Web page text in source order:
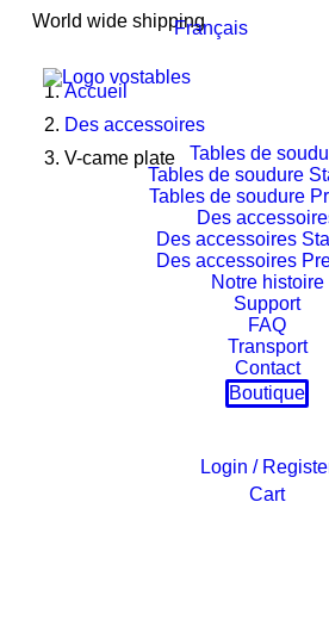
World wide shippingFrançais
Tables de
Tables de soudure
Tables de soudure
Des
Des accessoires
Des accessoires
Notre histoire
Support
FAQ
Transport
Contact
Boutique
Login /
Cart
Accueil
Des accessoires
V-came plate